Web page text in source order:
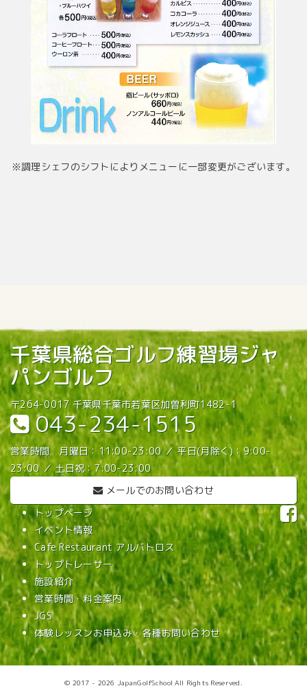
※調理シェフのシフトによりメニューに一部変更がございます。
千葉県総合ゴルフ練習場ジャ
パンゴルフ
〒264-0017 千葉県千葉市若葉区加曽利町1482-1
043-234-1515
営業時間 月曜日：11:00-23:00 ／ 平日(月除く)：9:00-
23:00 ／ 土日祝：7:00-23:00
メールでのお問い合わせ
トップページ
イベント情報
Cafe Restaurant アルバトロス
トップトレーサー
施設紹介
営業時間・料金案内
JGS
体験レッスンお申込み・各種お問い合わせ
© 2017 - 2026 JapanGolfSchool All Rights Reserved.